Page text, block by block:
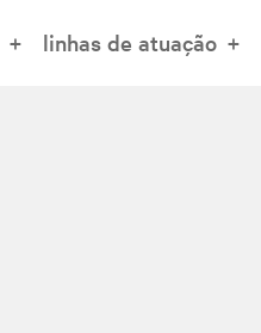
linhas de atuação